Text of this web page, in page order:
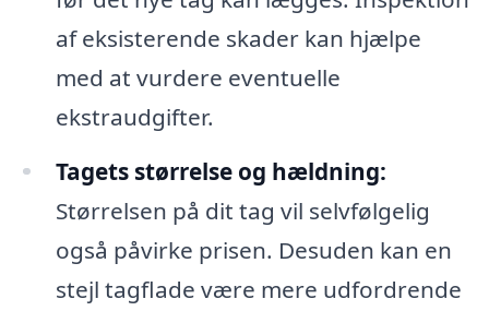
af eksisterende skader kan hjælpe
med at vurdere eventuelle
ekstraudgifter.
Tagets størrelse og hældning:
Størrelsen på dit tag vil selvfølgelig
også påvirke prisen. Desuden kan en
stejl tagflade være mere udfordrende